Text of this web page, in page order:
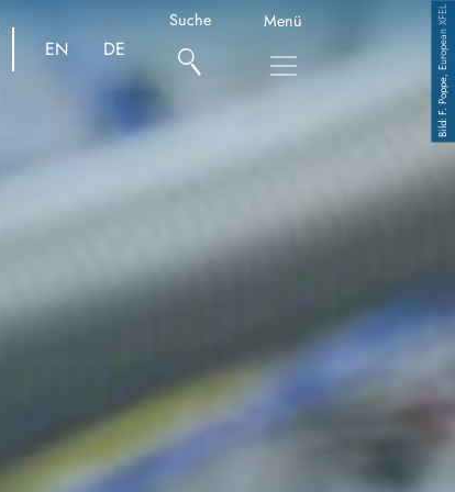
EN DE
Suche Menü
Copyright
F. Poppe, European XFEL